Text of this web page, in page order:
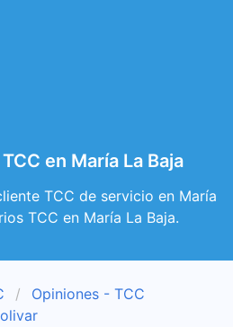
en María La Baja
TCC de servicio en María
TCC en María La Baja.
Opiniones - TCC